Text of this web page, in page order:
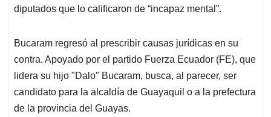
diputados que lo calificaron de “incapaz mental”.
Bucaram regresó al prescribir causas jurídicas en su
contra. Apoyado por el partido Fuerza Ecuador (FE), que
lidera su hijo "Dalo" Bucaram, busca, al parecer, ser
candidato para la alcaldía de Guayaquil o a la prefectura
de la provincia del Guayas.